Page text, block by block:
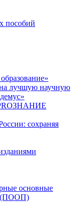
пособий
лучшую научную
сохраняя
основные
(ПООП)